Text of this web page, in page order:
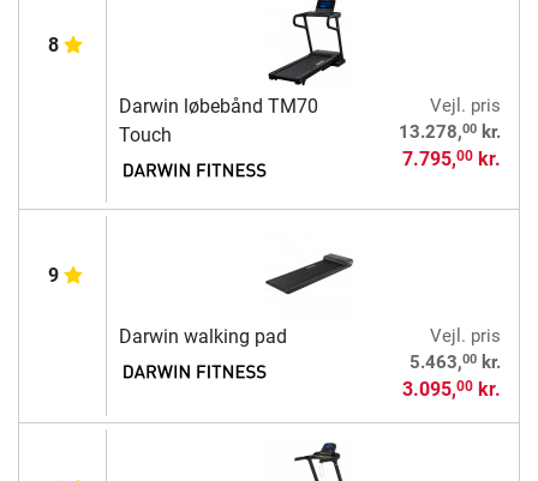
8
Darwin løbebånd TM70
Touch
Vejl. pris
13.278,00kr.
7.795,00kr.
9
Darwin walking pad
Vejl. pris
5.463,00kr.
3.095,00kr.